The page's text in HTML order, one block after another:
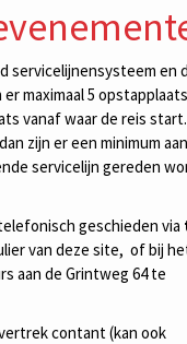
servicelijnensysteem en
maximaal 5
vanaf waar de reis start.
zijn er een minimum
servicelijn gereden
geschieden via
van deze site, of bij
aan de Grintweg 64 te
contant (kan ook